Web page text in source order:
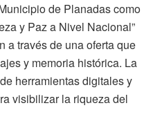
de Planadas como
y Paz a Nivel Nacional”
a través de una oferta que
y memoria histórica. La
herramientas digitales y
visibilizar la riqueza del